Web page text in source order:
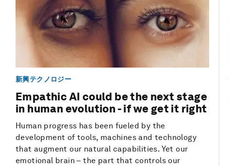
新興テクノロジー
Empathic AI could be the next stage
in human evolution - if we get it right
Human progress has been fueled by the
development of tools, machines and technology
that augment our natural capabilities. Yet our
emotional brain – the part that controls our